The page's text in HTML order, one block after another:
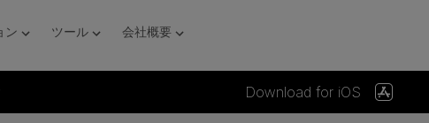
ン ツール 会社概要
Download for iOS